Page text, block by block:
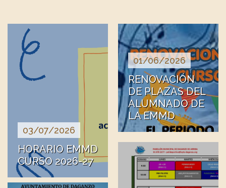
03/07/2026
HORARIO EMMD
CURSO 2026-27
01/06/2026
RENOVACIÓN
DE PLAZAS DEL
ALUMNADO DE
LA EMMD